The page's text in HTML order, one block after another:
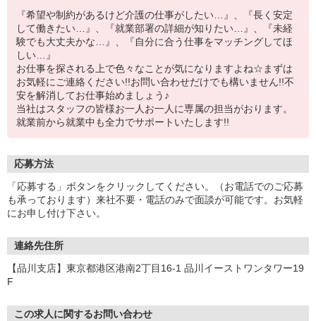
『希望や制約があるけど介護の仕事がしたい…』、『長く安定
して働きたい…』、『就業部署の詳細が知りたい…』、『未経
験でも大丈夫かな…』、『自分に合う仕事をマッチングしてほ
しい…』
お仕事を探される上で色々なことが気になりますよね☆まずは
お気軽にご連絡ください!!お問い合わせだけでも構いません!!不
安を解消してお仕事始めましょう♪
当社はスタッフの皆様お一人お一人に専属の担当がおります。
就業前から就業中も全力でサポートいたします!!
応募方法
「応募する」ボタンをクリックしてください。（お電話でのご応募
も承っております）来社不要・電話のみで面談が可能です。お気軽
にお申し付け下さい。
連絡先住所
【品川支店】東京都港区港南2丁目16-1 品川イーストワンタワー19
F
この求人に関するお問い合わせ